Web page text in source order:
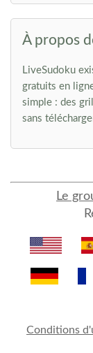
À propos
LiveSudoku
gratuits en
simple : des
sans
Le
Conditions